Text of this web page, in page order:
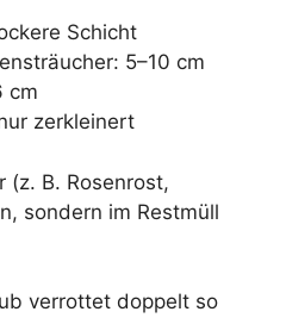
Schicht
5–10 cm
cm
zerkleinert
(z. B. Rosenrost,
sondern im Restmüll
verrottet doppelt so